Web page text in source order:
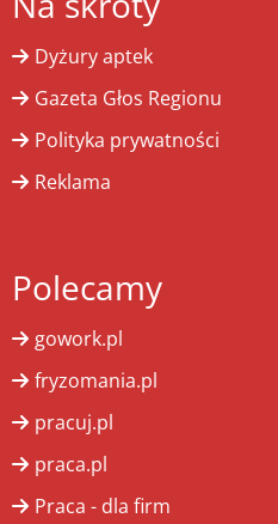
Dyżury aptek
Gazeta Głos Regionu
Polityka prywatności
Reklama
Polecamy
gowork.pl
fryzomania.pl
pracuj.pl
praca.pl
Praca - dla firm